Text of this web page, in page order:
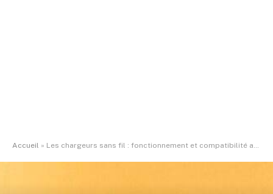
Accueil » Les chargeurs sans fil : fonctionnement et compatibilité avec les smartphones